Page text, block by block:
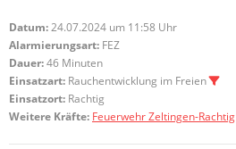
Datum:24.07.2024 um 11:58 Uhr
Alarmierungsart: FEZ
Dauer:46 Minuten
Einsatzart: Rauchentwicklung im Freien
Einsatzort: Rachtig
Weitere Kräfte: Feuerwehr Zeltingen-Rachtig